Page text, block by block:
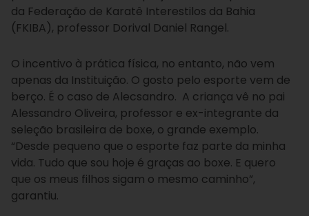
da Federação de Karatê Interestilos da Bahia
(FKIBA), professor Dorival Daniel Rangel.
O incentivo à prática física, no entanto, não vem
apenas da Instituição. O gosto pelo esporte vem de
berço. É o caso de Alecsandro. A criança vê no pai
Alessandro Oliveira, professor e ex-integrante da
seleção brasileira de boxe, o grande exemplo.
“Desde pequeno que o esporte faz parte da minha
vida. Tudo que sou hoje é graças ao boxe. E quero
que os meus filhos sigam o mesmo caminho”,
garantiu.